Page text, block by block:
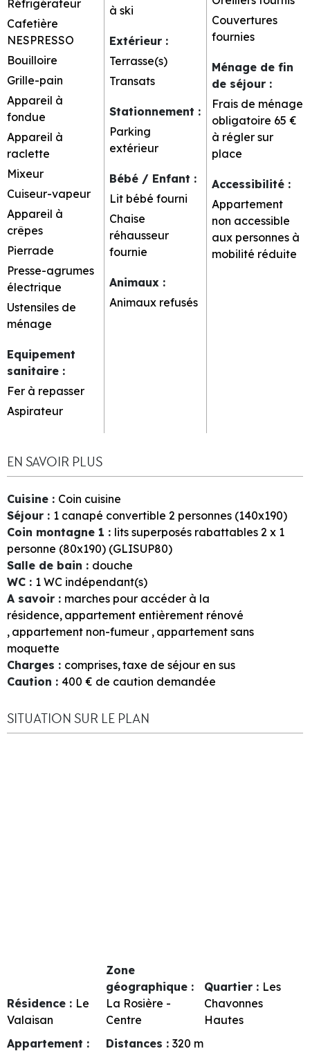
Réfrigérateur
Cafetière
NESPRESSO
Bouilloire
Grille-pain
Appareil à
fondue
Appareil à
raclette
Mixeur
Cuiseur-vapeur
Appareil à
crêpes
Pierrade
Presse-agrumes
électrique
Ustensiles de
ménage
Equipement
sanitaire :
Fer à repasser
Aspirateur
à ski
Extérieur :
Terrasse(s)
Transats
Stationnement :
Parking
extérieur
Bébé / Enfant :
Lit bébé fourni
Chaise
réhausseur
fournie
Animaux :
Animaux refusés
Couvertures
fournies
Ménage de fin
de séjour :
Frais de ménage
obligatoire 65 €
à régler sur
place
Accessibilité :
Appartement
non accessible
aux personnes à
mobilité réduite
EN SAVOIR PLUS
Cuisine : Coin cuisine
Séjour : 1 canapé convertible 2 personnes (140x190)
Coin montagne 1 : lits superposés rabattables 2 x 1
personne (80x190) (GLISUP80)
Salle de bain : douche
WC : 1 WC indépendant(s)
A savoir : marches pour accéder à la
résidence appartement entièrement rénové
appartement non-fumeur appartement sans
moquette
Charges : comprises taxe de séjour en sus
Caution : 400 € de caution demandée
SITUATION SUR LE PLAN
Résidence : Le
Valaisan
Zone
géographique :
La Rosière -
Centre
Quartier : Les
Chavonnes
Hautes
Appartement :
Distances : 320 m